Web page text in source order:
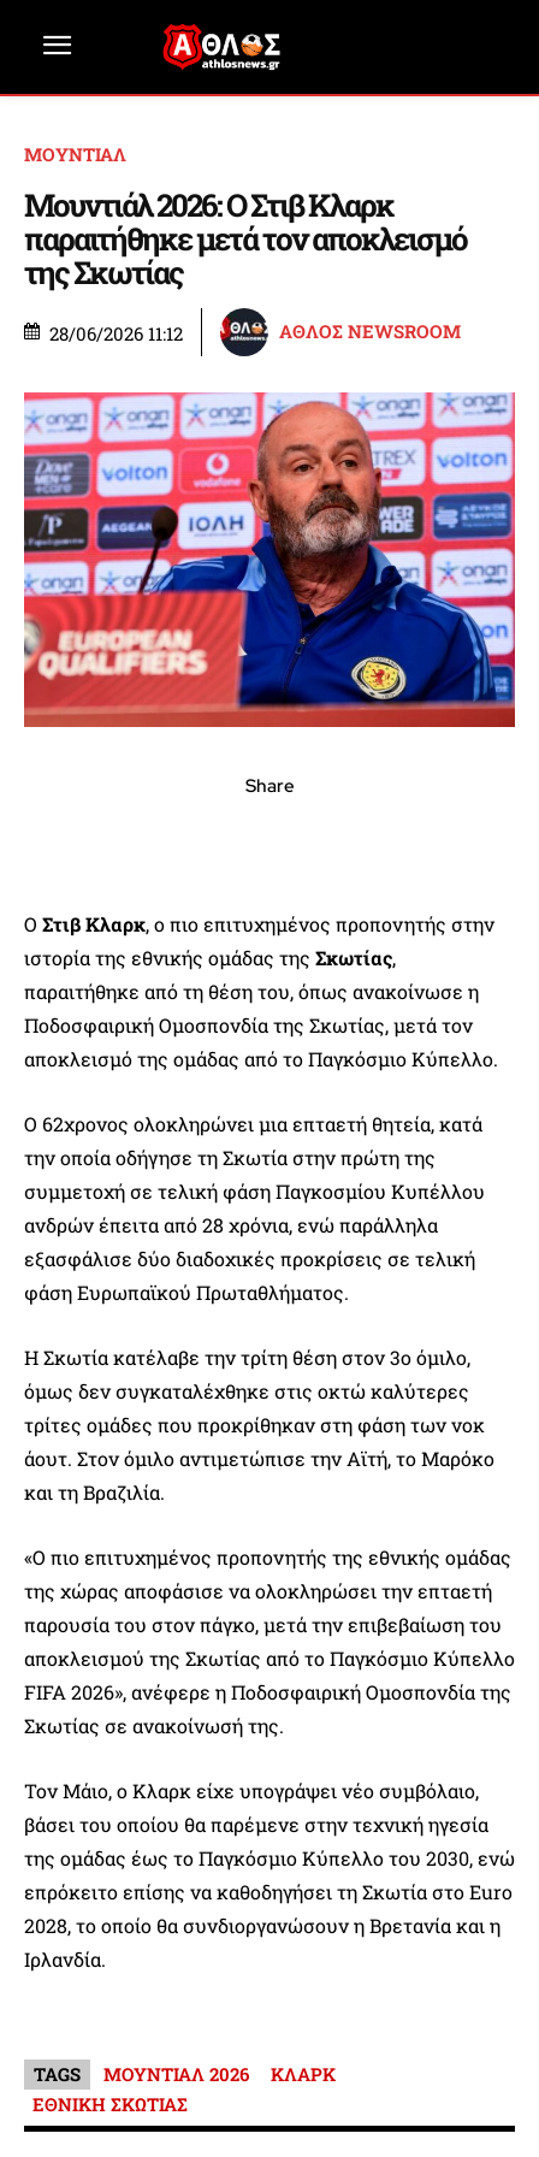
ΜΟΥΝΤΙΑΛ
Μουντιάλ 2026: Ο Στιβ Κλαρκ
παραιτήθηκε μετά τον αποκλεισμό
της Σκωτίας
28/06/2026 11:12 ΑΘΛΟΣ NEWSROOM
Share
Ο Στιβ Κλαρκ, ο πιο επιτυχημένος προπονητής στην
ιστορία της εθνικής ομάδας της Σκωτίας,
παραιτήθηκε από τη θέση του, όπως ανακοίνωσε η
Ποδοσφαιρική Ομοσπονδία της Σκωτίας, μετά τον
αποκλεισμό της ομάδας από το Παγκόσμιο Κύπελλο.
Ο 62χρονος ολοκληρώνει μια επταετή θητεία, κατά
την οποία οδήγησε τη Σκωτία στην πρώτη της
συμμετοχή σε τελική φάση Παγκοσμίου Κυπέλλου
ανδρών έπειτα από 28 χρόνια, ενώ παράλληλα
εξασφάλισε δύο διαδοχικές προκρίσεις σε τελική
φάση Ευρωπαϊκού Πρωταθλήματος.
Η Σκωτία κατέλαβε την τρίτη θέση στον 3ο όμιλο,
όμως δεν συγκαταλέχθηκε στις οκτώ καλύτερες
τρίτες ομάδες που προκρίθηκαν στη φάση των νοκ
άουτ. Στον όμιλο αντιμετώπισε την Αϊτή, το Μαρόκο
και τη Βραζιλία.
«Ο πιο επιτυχημένος προπονητής της εθνικής ομάδας
της χώρας αποφάσισε να ολοκληρώσει την επταετή
παρουσία του στον πάγκο, μετά την επιβεβαίωση του
αποκλεισμού της Σκωτίας από το Παγκόσμιο Κύπελλο
FIFA 2026», ανέφερε η Ποδοσφαιρική Ομοσπονδία της
Σκωτίας σε ανακοίνωσή της.
Τον Μάιο, ο Κλαρκ είχε υπογράψει νέο συμβόλαιο,
βάσει του οποίου θα παρέμενε στην τεχνική ηγεσία
της ομάδας έως το Παγκόσμιο Κύπελλο του 2030, ενώ
επρόκειτο επίσης να καθοδηγήσει τη Σκωτία στο Euro
2028, το οποίο θα συνδιοργανώσουν η Βρετανία και η
Ιρλανδία.
TAGS ΜΟΥΝΤΙΑΛ 2026
ΚΛΑΡΚ
ΕΘΝΙΚΗ ΣΚΩΤΙΑΣ